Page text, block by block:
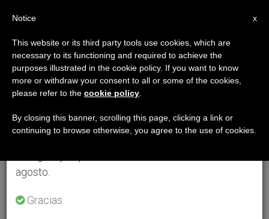
×
Aviso importante
Del 27 de julio al 7 de agosto haremos la pausa
anual, aprovechando que en el periodo de verano
se generan menos informaciones y también el
agosto.
Gracias.
x
Notice
This website or its third party tools use cookies, which are
necessary to its functioning and required to achieve the
purposes illustrated in the cookie policy. If you want to know
more or withdraw your consent to all or some of the cookies,
please refer to the cookie policy
By closing this banner, scrolling this page, clicking a link or
continuing to browse otherwise, you agree to the use of cookies.